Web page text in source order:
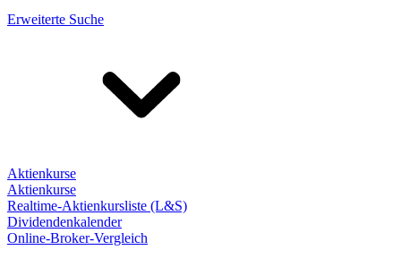
Erweiterte Suche
Aktienkurse
Aktienkurse
Realtime-Aktienkursliste (L&S)
Dividendenkalender
Online-Broker-Vergleich